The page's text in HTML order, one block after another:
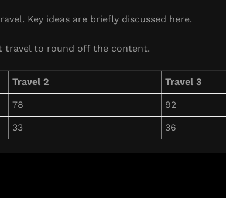
Key ideas are briefly discussed here.
travel to round off the content.
Travel 2 Travel 3
78 92
33 36